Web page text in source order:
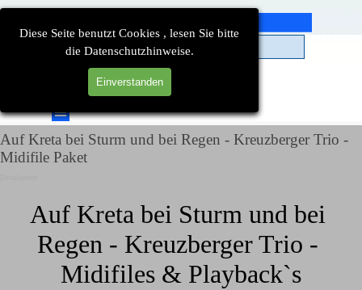
Diese Seite benutzt Cookies , lesen Sie bitte
die Datenschutzhinweise.
Einverstanden
Direkt zum Seiteninhalt
Menü überspringen
Auf Kreta bei Sturm und bei Regen - Kreuzberger Trio -
Midifile Paket
Auf Kreta bei Sturm und bei
Regen - Kreuzberger Trio -
Midifiles & Playback`s